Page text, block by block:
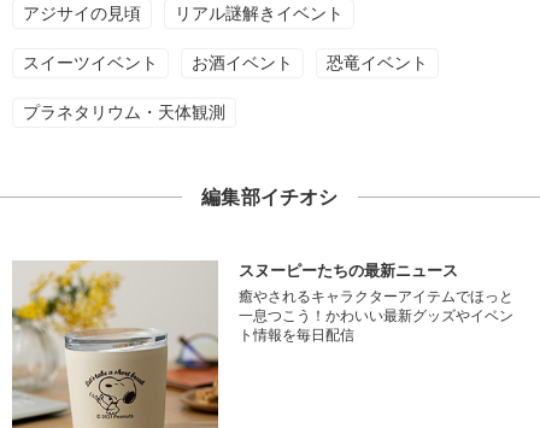
アジサイの見頃 リアル謎解きイベント
スイーツイベント お酒イベント 恐竜イベント
プラネタリウム・天体観測
編集部イチオシ
スヌーピーたちの最新ニュース
癒やされるキャラクターアイテムでほっと
一息つこう！かわいい最新グッズやイベン
ト情報を毎日配信